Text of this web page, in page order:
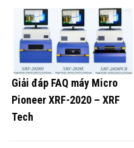
Giải đáp FAQ máy Micro
Pioneer XRF-2020 – XRF
Tech